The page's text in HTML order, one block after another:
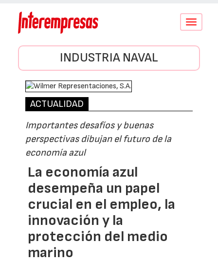
Conmutar
INDUSTRIA NAVAL
ACTUALIDAD
Importantes desafíos y buenas
perspectivas dibujan el futuro de la
economía azul
La economía azul
desempeña un papel
crucial en el empleo, la
innovación y la
protección del medio
marino